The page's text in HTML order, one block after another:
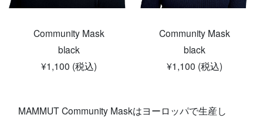
Community Mask
black
¥1,100 (税込)
Community Mask
black
¥1,100 (税込)
MAMMUT Community Maskはヨーロッパで生産し